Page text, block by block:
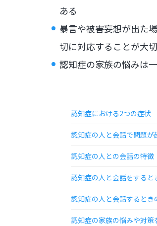
ある
暴言や被害妄想が出た
切に対応することが大切
認知症の家族の悩みは
認知症における2つの症状
認知症の人と会話で問題が
認知症の人との会話の特徴
認知症の人と会話をすると
認知症の人と会話するとき
認知症の家族の悩みや対策